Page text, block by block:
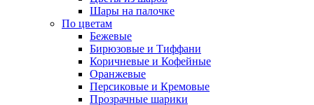
Шары на палочке
По цветам
Бежевые
Бирюзовые и Тиффани
Коричневые и Кофейные
Оранжевые
Персиковые и Кремовые
Прозрачные шарики